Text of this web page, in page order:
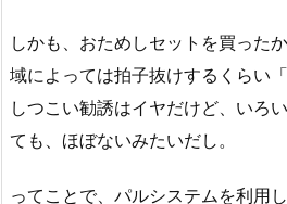
しかも、おためしセットを買った
域によっては拍子抜けするくらい「
しつこい勧誘はイヤだけど、いろ
ても、ほぼないみたいだし。
ってことで、パルシステムを利用